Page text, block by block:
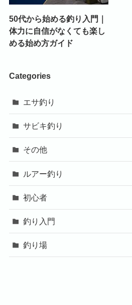
50代から始める釣り入門｜
体力に自信がなくても楽し
める始め方ガイド
Categories
エサ釣り
サビキ釣り
その他
ルアー釣り
初心者
釣り入門
釣り場